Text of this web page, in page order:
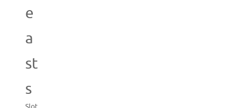
e
a
st
s